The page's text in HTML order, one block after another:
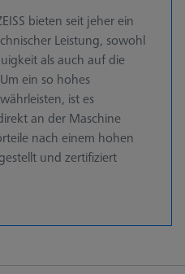
bieten seit jeher ein
Leistung, sowohl
als auch auf die
ein so hohes
ist es
an der Maschine
nach einem hohen
und zertifiziert